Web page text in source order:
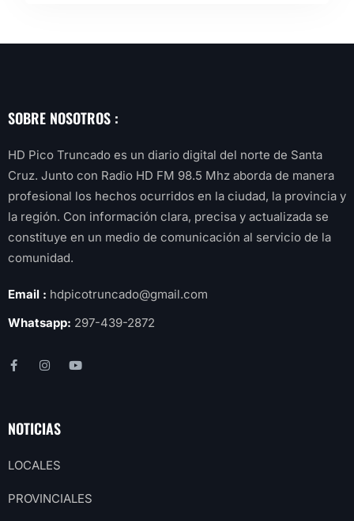
SOBRE NOSOTROS :
HD Pico Truncado es un diario digital del norte de Santa
Cruz. Junto con Radio HD FM 98.5 Mhz aborda de manera
profesional los hechos ocurridos en la ciudad, la provincia y
la región. Con información clara, precisa y actualizada se
constituye en un medio de comunicación al servicio de la
comunidad.
Email : hdpicotruncado@gmail.com
Whatsapp: 297-439-2872
NOTICIAS
LOCALES
PROVINCIALES